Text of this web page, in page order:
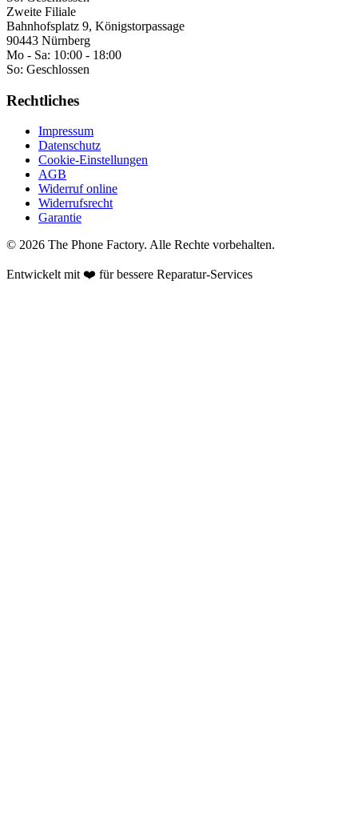
Zweite Filiale
Bahnhofsplatz 9, Königstorpassage
90443 Nürnberg
Mo - Sa: 10:00 - 18:00
So: Geschlossen
Rechtliches
Impressum
Datenschutz
Cookie-Einstellungen
AGB
Widerruf online
Widerrufsrecht
Garantie
© 2026 The Phone Factory. Alle Rechte vorbehalten.
Entwickelt mit ❤️ für bessere Reparatur-Services